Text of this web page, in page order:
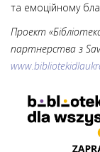
та емоційному
Проект
партнерства з